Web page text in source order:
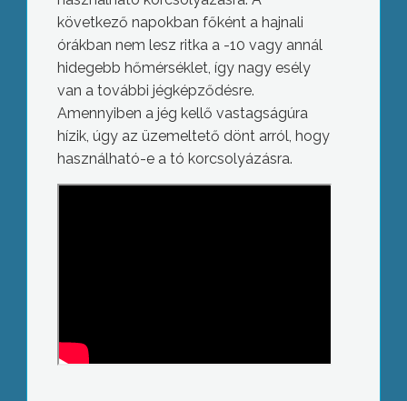
következő napokban főként a hajnali
órákban nem lesz ritka a -10 vagy annál
hidegebb hőmérséklet, így nagy esély
van a további jégképződésre.
Amennyiben a jég kellő vastagságúra
hízik, úgy az üzemeltető dönt arról, hogy
használható-e a tó korcsolyázásra.